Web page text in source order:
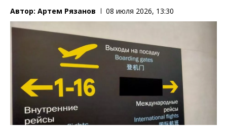
Автор: Артем Рязанов 08 июля 2026, 13:30